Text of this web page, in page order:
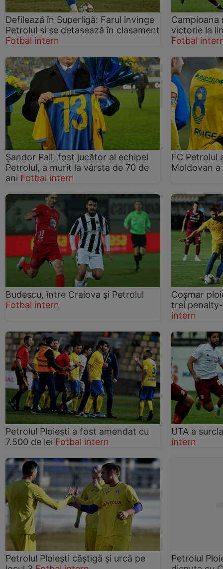
Defilează în Superligă: Farul învinge
Petrolul și se detașează în clasament
Fotbal intern
Campioana
victorie la
Fotbal
Şandor Pall, fost jucător al echipei
Petrolul, a murit la vârsta de 70 de
ani Fotbal intern
FC Petrolul
Moldovan
Budescu, între Craiova și Petrolul
Fotbal intern
Coșmar
trei
intern
Petrolul Ploiești a fost amendat cu
7.500 de lei Fotbal intern
UTA a
intern
Petrolul Ploiești câștigă și urcă pe
Petrolul